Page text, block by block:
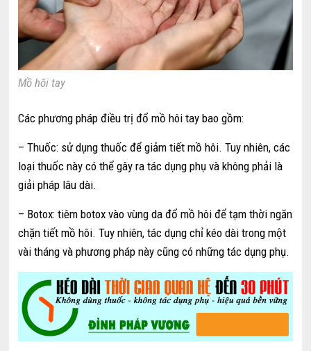
Mồ hôi tay
Các phương pháp điều trị đổ mồ hôi tay bao gồm:
– Thuốc: sử dụng thuốc để giảm tiết mồ hôi. Tuy nhiên, các
loại thuốc này có thể gây ra tác dụng phụ và không phải là
giải pháp lâu dài.
– Botox: tiêm botox vào vùng da đổ mồ hôi để tạm thời ngăn
chặn tiết mồ hôi. Tuy nhiên, tác dụng chỉ kéo dài trong một
vài tháng và phương pháp này cũng có những tác dụng phụ.